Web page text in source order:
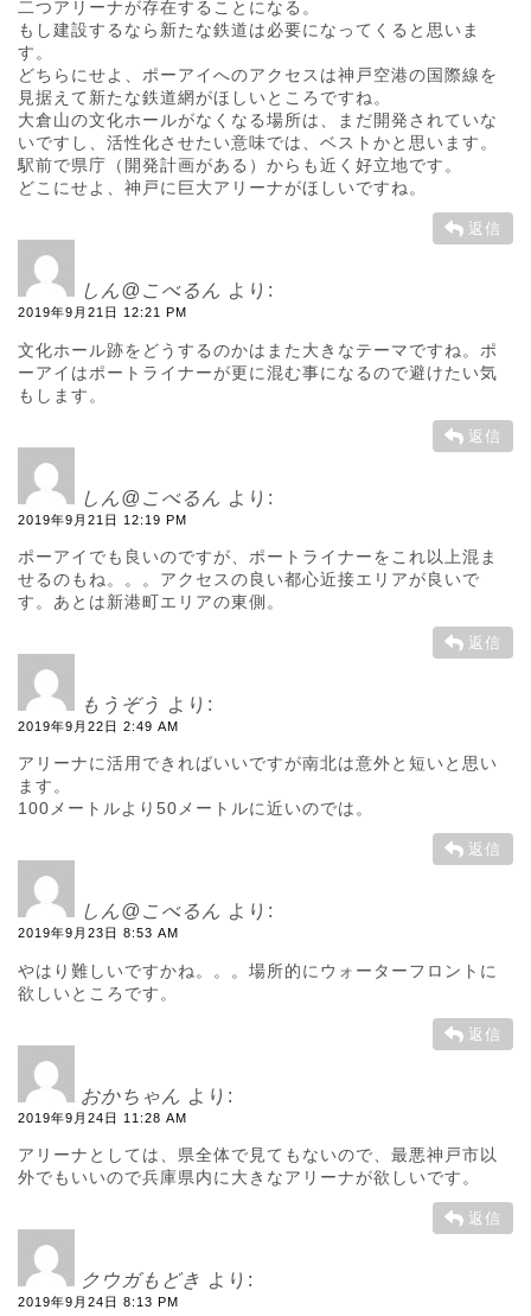
二つアリーナが存在することになる。
もし建設するなら新たな鉄道は必要になってくると思いま
す。
どちらにせよ、ポーアイへのアクセスは神戸空港の国際線を
見据えて新たな鉄道網がほしいところですね。
大倉山の文化ホールがなくなる場所は、まだ開発されていな
いですし、活性化させたい意味では、ベストかと思います。
駅前で県庁（開発計画がある）からも近く好立地です。
どこにせよ、神戸に巨大アリーナがほしいですね。
返信
しん@こべるん より:
2019年9月21日 12:21 PM
文化ホール跡をどうするのかはまた大きなテーマですね。ポ
ーアイはポートライナーが更に混む事になるので避けたい気
もします。
返信
しん@こべるん より:
2019年9月21日 12:19 PM
ポーアイでも良いのですが、ポートライナーをこれ以上混ま
せるのもね。。。アクセスの良い都心近接エリアが良いで
す。あとは新港町エリアの東側。
返信
もうぞう より:
2019年9月22日 2:49 AM
アリーナに活用できればいいですが南北は意外と短いと思い
ます。
100メートルより50メートルに近いのでは。
返信
しん@こべるん より:
2019年9月23日 8:53 AM
やはり難しいですかね。。。場所的にウォーターフロントに
欲しいところです。
返信
おかちゃん より:
2019年9月24日 11:28 AM
アリーナとしては、県全体で見てもないので、最悪神戸市以
外でもいいので兵庫県内に大きなアリーナが欲しいです。
返信
クウガもどき より:
2019年9月24日 8:13 PM